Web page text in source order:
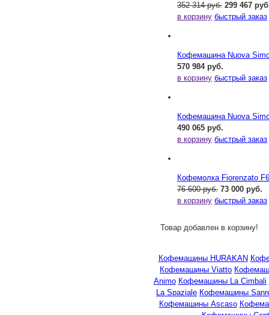
352 314 руб. 299 467
в корзину быстрый заказ
Кофемашина Nuova
570 984 руб.
в корзину быстрый заказ
Кофемашина Nuova
490 065 руб.
в корзину быстрый заказ
Кофемолка Fiorenzato
76 600 руб. 73 000 руб.
в корзину быстрый заказ
Товар добавлен в корзину!
Кофемашины HURAKAN
Кофемашины Viatto
Animo Кофемашины La Cimbali
La Spaziale Кофемашины
Кофемашины Ascaso